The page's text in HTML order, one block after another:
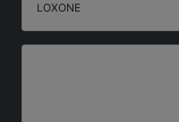
LOXONE